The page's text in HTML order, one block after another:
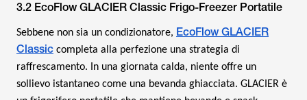
3.2 EcoFlow GLACIER Classic Frigo-Freezer Portatile
Sebbene non sia un condizionatore, EcoFlow GLACIER
Classic completa alla perfezione una strategia di
raffrescamento. In una giornata calda, niente offre un
sollievo istantaneo come una bevanda ghiacciata. GLACIER è